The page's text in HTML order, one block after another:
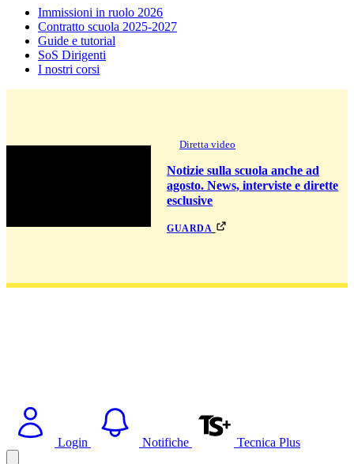
Immissioni in ruolo 2026
Contratto scuola 2025-2027
Guide e tutorial
SoS Dirigenti
I nostri corsi
Diretta video
Notizie sulla scuola anche ad
agosto. News, interviste e dirette
esclusive
guarda
Login Notifiche Tecnica Plus